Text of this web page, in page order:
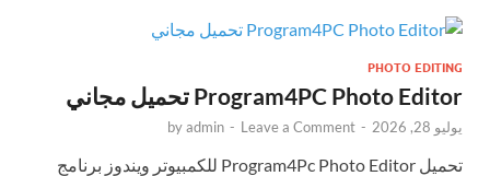
PHOTO EDITING
Program4PC Photo Editor تحميل مجاني
يوليو 28, 2026 -
byadmin - Leave a Comment
تحميل Program4Pc Photo Editor للكمبيوتر ويندوز برنامج